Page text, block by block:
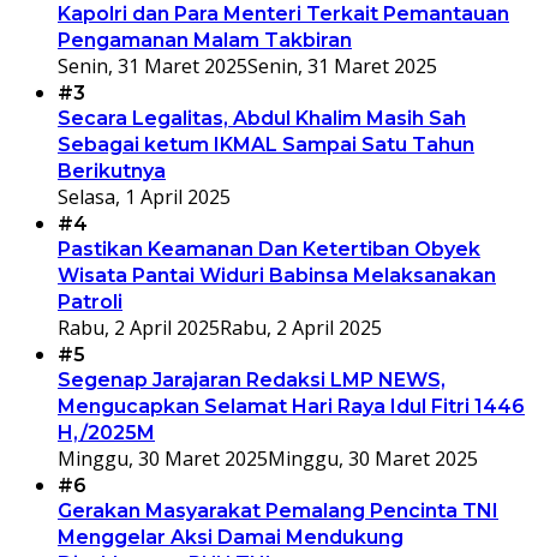
Kapolri dan Para Menteri Terkait Pemantauan
Pengamanan Malam Takbiran
Senin, 31 Maret 2025Senin, 31 Maret 2025
#3
Secara Legalitas, Abdul Khalim Masih Sah
Sebagai ketum IKMAL Sampai Satu Tahun
Berikutnya
Selasa, 1 April 2025
#4
Pastikan Keamanan Dan Ketertiban Obyek
Wisata Pantai Widuri Babinsa Melaksanakan
Patroli
Rabu, 2 April 2025Rabu, 2 April 2025
#5
Segenap Jarajaran Redaksi LMP NEWS,
Mengucapkan Selamat Hari Raya Idul Fitri 1446
H,/2025M
Minggu, 30 Maret 2025Minggu, 30 Maret 2025
#6
Gerakan Masyarakat Pemalang Pencinta TNI
Menggelar Aksi Damai Mendukung